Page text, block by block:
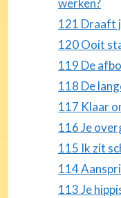
werken?
121 Draaft
120 Ooit
119 De
118 De
117 Klaar
116 Je
115 Ik zit
114
113 Je